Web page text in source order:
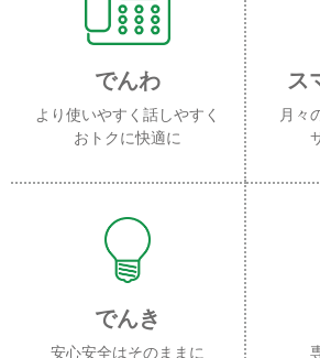
でんわ
より使いやすく話しやすく
おトクに快適に
ス
月々
でんき
安心安全はそのままに